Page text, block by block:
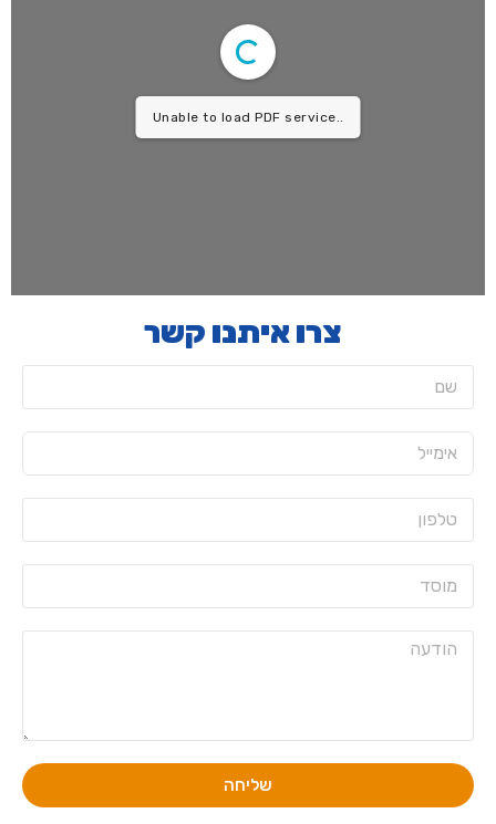
Unable to load PDF service..
צרו איתנו קשר
שליחה